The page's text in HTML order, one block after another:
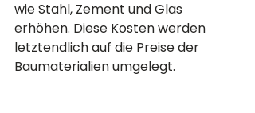
wie Stahl, Zement und Glas
erhöhen. Diese Kosten werden
letztendlich auf die Preise der
Baumaterialien umgelegt.